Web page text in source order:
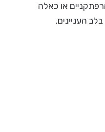
או כאלה
העניינים.